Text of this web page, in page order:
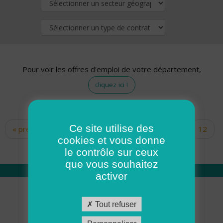
Pour voir les offres d'emploi de votre département,
cliquez ici !
Pages
« premier ‹ précédent … 10
12
14 15 16 17
Qui sommes nous
Académie ADMR
Ce site utilise des
cookies et vous donne
le contrôle sur ceux
que vous souhaitez
activer
Tout refuser